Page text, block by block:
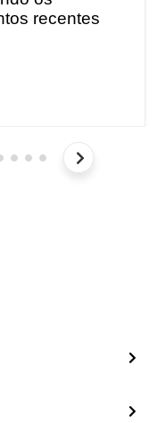
recentes